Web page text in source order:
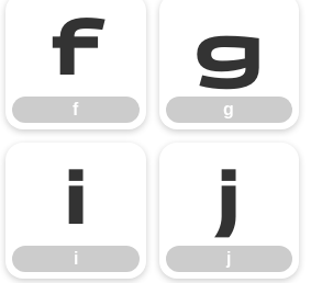
f
f
g
g
i
i
j
j